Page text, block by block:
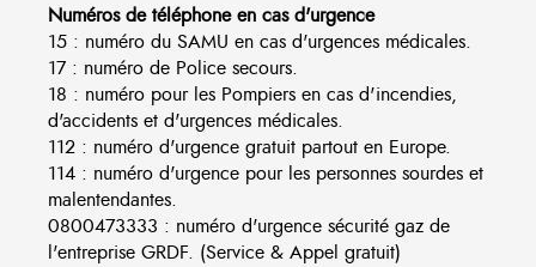
Numéros de téléphone en cas d'urgence
15 : numéro du SAMU en cas d'urgences médicales.
17 : numéro de Police secours.
18 : numéro pour les Pompiers en cas d'incendies,
d'accidents et d'urgences médicales.
112 : numéro d'urgence gratuit partout en Europe.
114 : numéro d'urgence pour les personnes sourdes et
malentendantes.
0800473333 : numéro d'urgence sécurité gaz de
l'entreprise GRDF. (Service & Appel gratuit)